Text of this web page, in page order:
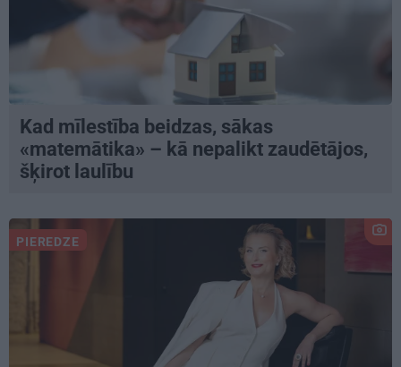
Kad mīlestība beidzas, sākas
«matemātika» – kā nepalikt zaudētājos,
šķirot laulību
PIEREDZE